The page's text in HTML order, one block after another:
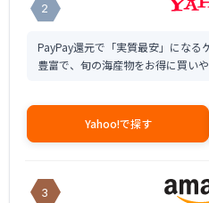
2
PayPay還元で「実質最安」になる
豊富で、旬の海産物をお得に買いや
Yahoo!で探す
3